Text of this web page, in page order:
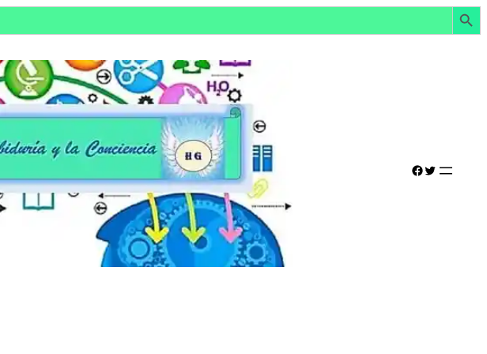
Botón de
Facebook
Twitter